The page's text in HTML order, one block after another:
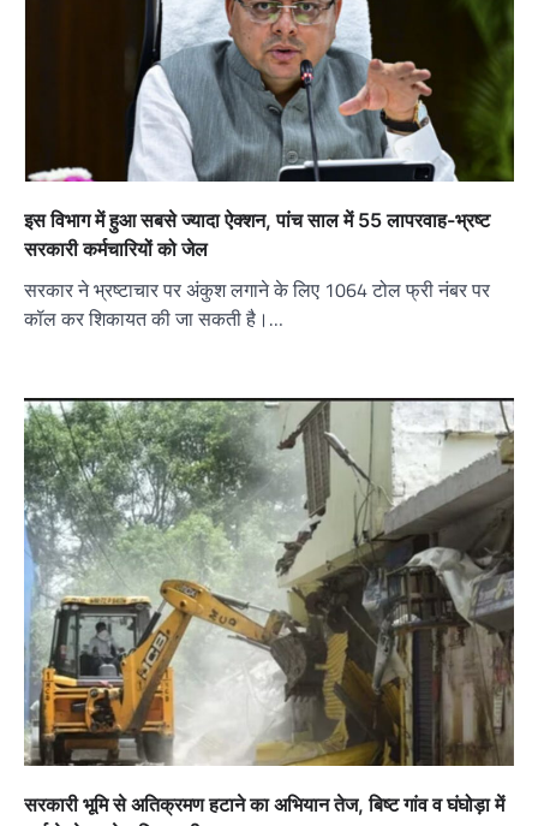
इस विभाग में हुआ सबसे ज्यादा ऐक्शन, पांच साल में 55 लापरवाह-भ्रष्ट
सरकारी कर्मचारियों को जेल
सरकार ने भ्रष्टाचार पर अंकुश लगाने के लिए 1064 टोल फ्री नंबर पर
कॉल कर शिकायत की जा सकती है।…
सरकारी भूमि से अतिक्रमण हटाने का अभियान तेज, बिष्ट गांव व घंघोड़ा में